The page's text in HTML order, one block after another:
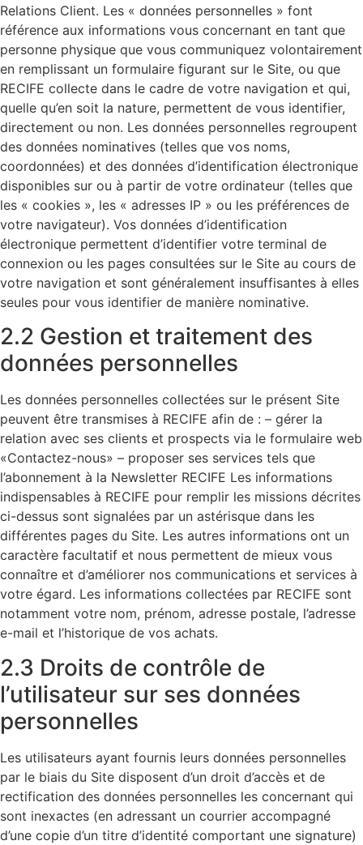
Relations Client. Les « données personnelles » font
référence aux informations vous concernant en tant que
personne physique que vous communiquez volontairement
en remplissant un formulaire figurant sur le Site, ou que
RECIFE collecte dans le cadre de votre navigation et qui,
quelle qu’en soit la nature, permettent de vous identifier,
directement ou non. Les données personnelles regroupent
des données nominatives (telles que vos noms,
coordonnées) et des données d’identification électronique
disponibles sur ou à partir de votre ordinateur (telles que
les « cookies », les « adresses IP » ou les préférences de
votre navigateur). Vos données d’identification
électronique permettent d’identifier votre terminal de
connexion ou les pages consultées sur le Site au cours de
votre navigation et sont généralement insuffisantes à elles
seules pour vous identifier de manière nominative.
2.2 Gestion et traitement des
données personnelles
Les données personnelles collectées sur le présent Site
peuvent être transmises à RECIFE afin de : – gérer la
relation avec ses clients et prospects via le formulaire web
«Contactez-nous» – proposer ses services tels que
l’abonnement à la Newsletter RECIFE Les informations
indispensables à RECIFE pour remplir les missions décrites
ci-dessus sont signalées par un astérisque dans les
différentes pages du Site. Les autres informations ont un
caractère facultatif et nous permettent de mieux vous
connaître et d’améliorer nos communications et services à
votre égard. Les informations collectées par RECIFE sont
notamment votre nom, prénom, adresse postale, l’adresse
e-mail et l’historique de vos achats.
2.3 Droits de contrôle de
l’utilisateur sur ses données
personnelles
Les utilisateurs ayant fournis leurs données personnelles
par le biais du Site disposent d’un droit d’accès et de
rectification des données personnelles les concernant qui
sont inexactes (en adressant un courrier accompagné
d’une copie d’un titre d’identité comportant une signature)